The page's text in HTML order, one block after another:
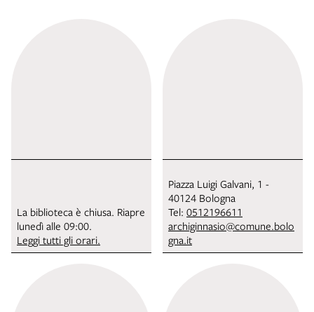
La biblioteca è chiusa. Riapre
lunedì alle 09:00.
Leggi tutti gli orari.
Piazza Luigi Galvani, 1 -
40124 Bologna
Tel: 0512196611
archiginnasio@comune.bolo
gna.it